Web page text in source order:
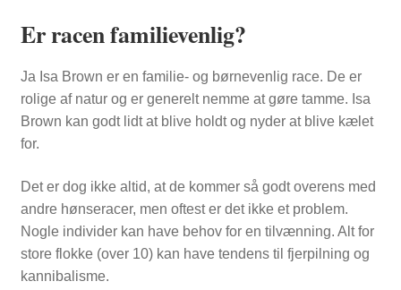
Er racen familievenlig?
Ja Isa Brown er en familie- og børnevenlig race. De er
rolige af natur og er generelt nemme at gøre tamme. Isa
Brown kan godt lidt at blive holdt og nyder at blive kælet
for.
Det er dog ikke altid, at de kommer så godt overens med
andre hønseracer, men oftest er det ikke et problem.
Nogle individer kan have behov for en tilvænning. Alt for
store flokke (over 10) kan have tendens til fjerpilning og
kannibalisme.